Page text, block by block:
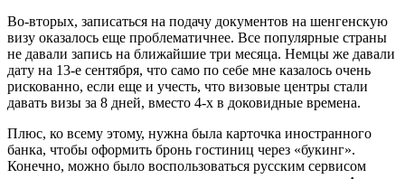
Во-вторых, записаться на подачу документов на шенгенскую
визу оказалось еще проблематичнее. Все популярные страны
не давали запись на ближайшие три месяца. Немцы же давали
дату на 13-е сентября, что само по себе мне казалось очень
рискованно, если еще и учесть, что визовые центры стали
давать визы за 8 дней, вместо 4-х в доковидные времена.
Плюс, ко всему этому, нужна была карточка иностранного
банка, чтобы оформить бронь гостиниц через «букинг».
Конечно, можно было воспользоваться русским сервисом